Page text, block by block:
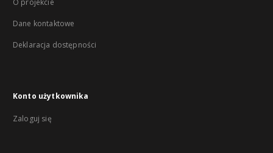
O projekcie
Dane kontaktowe
Deklaracja dostępności
Konto użytkownika
Zaloguj się